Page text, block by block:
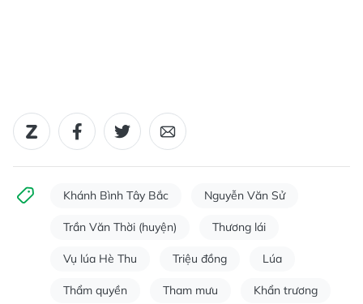
Khánh Bình Tây Bắc Nguyễn Văn Sử
Trần Văn Thời (huyện) Thương lái
Vụ lúa Hè Thu Triệu đồng Lúa
Thẩm quyền Tham mưu Khẩn trương